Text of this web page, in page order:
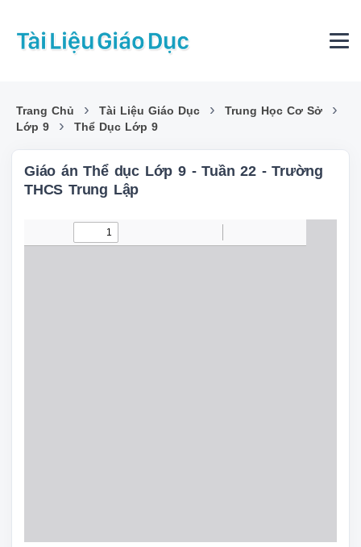
Trang Chủ › Tài Liệu Giáo Dục › Trung Học Cơ Sở ›
Lớp 9 › Thể Dục Lớp 9
Giáo án Thể dục Lớp 9 - Tuần 22 - Trường
THCS Trung Lập